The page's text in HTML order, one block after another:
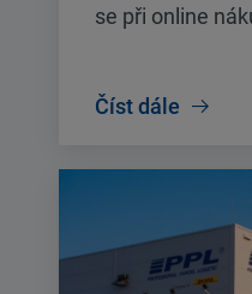
se při online
Číst dále